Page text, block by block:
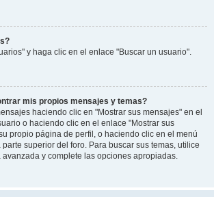
y haga clic en el enlace "Buscar un usuario".
mis propios mensajes y temas?
haciendo clic en "Mostrar sus mensajes" en el
o haciendo clic en el enlace "Mostrar sus
propio página de perfil, o haciendo clic en el menú
superior del foro. Para buscar sus temas, utilice
avanzada y complete las opciones apropiadas.